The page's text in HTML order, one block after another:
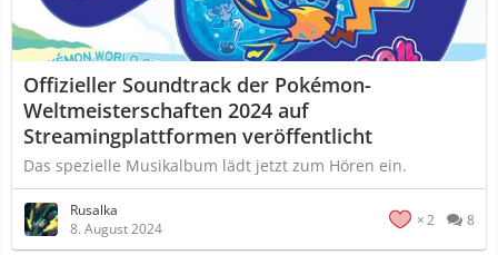
Offizieller Soundtrack der Pokémon-
Weltmeisterschaften 2024 auf
Streamingplattformen veröffentlicht
Das spezielle Musikalbum lädt jetzt zum Hören ein.
Rusalka
8. August 2024
2 8